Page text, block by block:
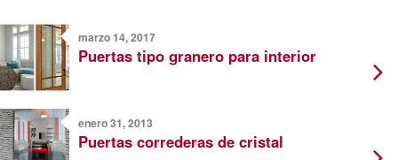
marzo 14, 2017
Puertas tipo granero para interior
enero 31, 2013
Puertas correderas de cristal